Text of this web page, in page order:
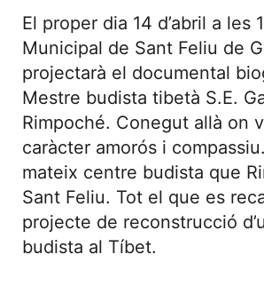
El proper dia 14 d’abril a les
Municipal de Sant Feliu de
projectarà el documental
Mestre budista tibetà S.E.
Rimpoché. Conegut allà on
caràcter amorós i
mateix centre budista que
Sant Feliu. Tot el que es
projecte de reconstrucció
budista al Tíbet.